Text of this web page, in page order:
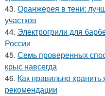
43. Оранжерея в тени:
участков
44. Электрогрили для
России
45. Семь проверенных
крыс навсегда
46. Как правильно хранить
рекомендации